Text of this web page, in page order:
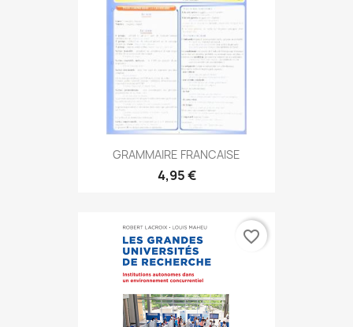
GRAMMAIRE FRANCAISE
4,95 €
favorite_border